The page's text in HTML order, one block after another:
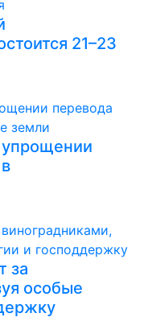
21–23
упрощении
за
особые